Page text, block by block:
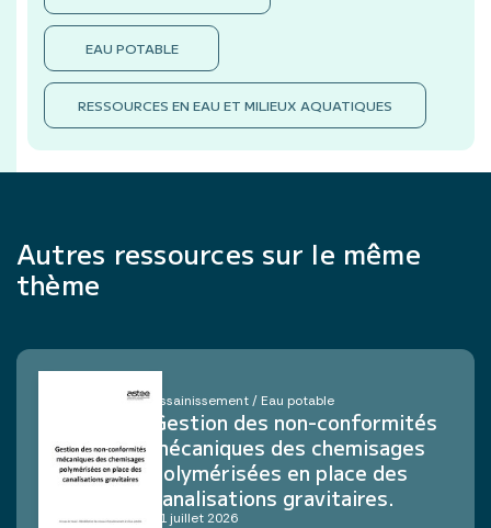
EAU POTABLE
RESSOURCES EN EAU ET MILIEUX AQUATIQUES
Autres ressources sur le même
thème
Assainissement / Eau potable
Gestion des non-conformités
mécaniques des chemisages
polymérisées en place des
canalisations gravitaires.
21 juillet 2026